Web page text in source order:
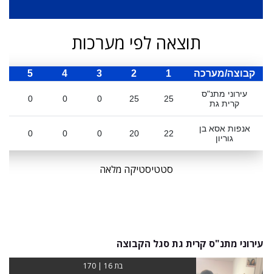
תוצאה לפי מערכות
קבוצה/מערכה 1
2
3
4
5
עירוני מתנ"ס
קרית גת
25
25
0
0
0
אנפות אסא בן
גוריון
22
20
0
0
0
סטטיסטיקה מלאה
עירוני מתנ"ס קרית גת סגל הקבוצה
בת 16 | 170